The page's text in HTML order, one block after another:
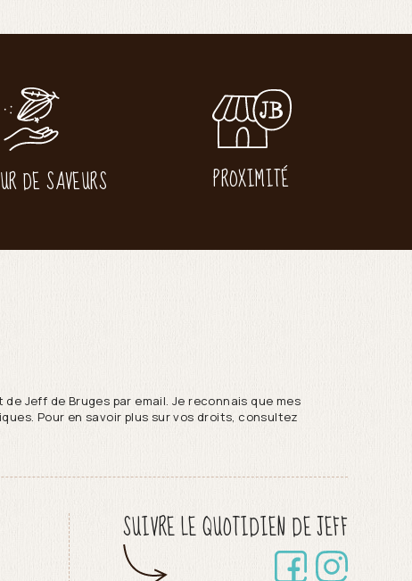
DE SAVEURS PROXIMITÉ
Jeff de Bruges par email. Je reconnais que mes
Pour en savoir plus sur vos droits, consultez
SUIVRE LE QUOTIDIEN DE JEFF